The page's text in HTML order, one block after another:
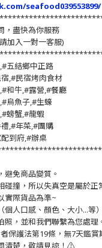
seafood039553899/
，盡快為你服務
加入一對一客服)
五結鄉中正路
,#民宿烤肉食材
和牛,#露營,#餐廳
烏魚子,#生蠔
螃蟹,#龍蝦
,#年菜,#團購
到府,#辦桌
免商品變質。
撞，所以失真空是屬於正
實際貨品為準~
人口感、顏色、大小...等
，並和我們聯繫為您處理
保護法第19條，無7天鑑
清楚，敬請見諒！⚠️